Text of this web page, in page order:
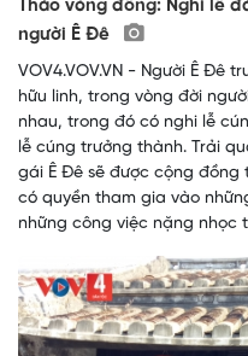
Tháo vòng đồng: Nghi lễ
người Ê Đê
VOV4.VOV.VN - Người Ê Đê
hữu linh, trong vòng đời
nhau, trong đó có nghi lễ
lễ cúng trưởng thành. Trải
gái Ê Đê sẽ được cộng
có quyền tham gia vào
những công việc nặng nhọc